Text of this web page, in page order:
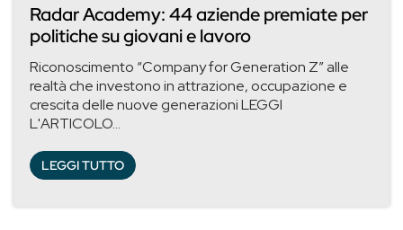
Radar Academy: 44 aziende premiate per
politiche su giovani e lavoro
Riconoscimento “Company for Generation Z” alle
realtà che investono in attrazione, occupazione e
crescita delle nuove generazioni LEGGI
L'ARTICOLO...
LEGGI TUTTO